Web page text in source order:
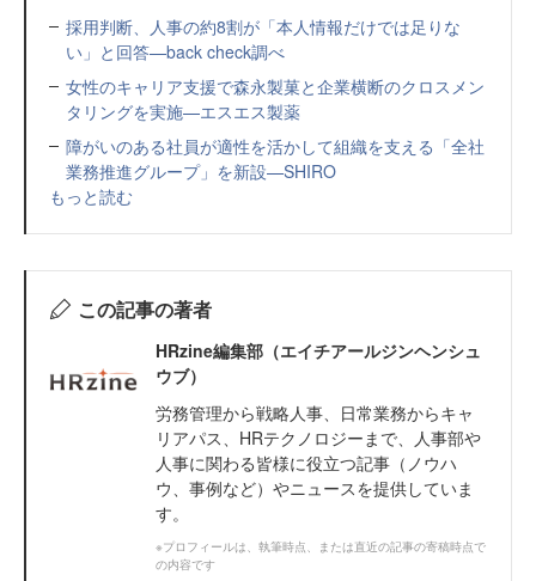
採用判断、人事の約8割が「本人情報だけでは足りな
い」と回答—back check調べ
女性のキャリア支援で森永製菓と企業横断のクロスメン
タリングを実施—エスエス製薬
障がいのある社員が適性を活かして組織を支える「全社
業務推進グループ」を新設—SHIRO
もっと読む
この記事の著者
HRzine編集部（エイチアールジンヘンシュ
ウブ）
労務管理から戦略人事、日常業務からキャ
リアパス、HRテクノロジーまで、人事部や
人事に関わる皆様に役立つ記事（ノウハ
ウ、事例など）やニュースを提供していま
す。
※プロフィールは、執筆時点、または直近の記事の寄稿時点で
の内容です